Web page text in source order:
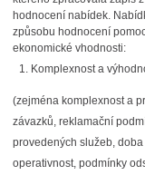
hodnocení nabídek.
způsobu hodnocení
ekonomické vhodnosti:
Komplexnost a
(zejména komplexnost a
závazků, reklamační
provedených služeb,
operativnost, podmínky